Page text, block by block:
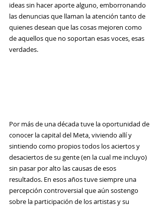
ideas sin hacer aporte alguno, emborronando
las denuncias que llaman la atención tanto de
quienes desean que las cosas mejoren como
de aquellos que no soportan esas voces, esas
verdades.
Por más de una década tuve la oportunidad de
conocer la capital del Meta, viviendo allí y
sintiendo como propios todos los aciertos y
desaciertos de su gente (en la cual me incluyo)
sin pasar por alto las causas de esos
resultados. En esos años tuve siempre una
percepción controversial que aún sostengo
sobre la participación de los artistas y su